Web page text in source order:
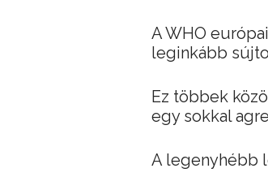
A WHO
leginkább
Ez többek
egy sokkal
A legenyhébb